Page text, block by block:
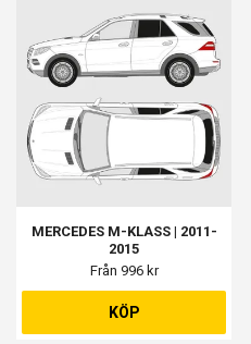
MERCEDES M-KLASS | 2011-
2015
Från 996 kr
KÖP